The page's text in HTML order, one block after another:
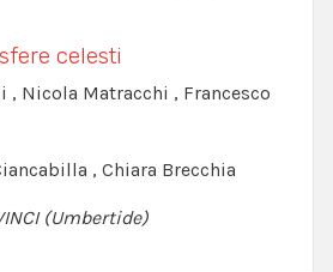
celesti
Nicola Matracchi , Francesco
, Chiara Brecchia
(Umbertide)